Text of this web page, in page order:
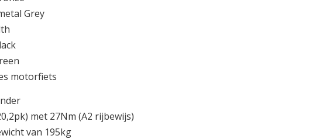
Grey
motorfiets
met 27Nm (A2 rijbewijs)
van 195kg